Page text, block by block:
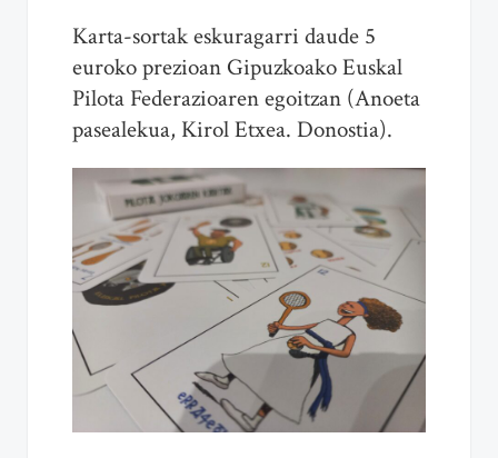
Karta-sortak eskuragarri daude 5
euroko prezioan Gipuzkoako Euskal
Pilota Federazioaren egoitzan (Anoeta
pasealekua, Kirol Etxea. Donostia).